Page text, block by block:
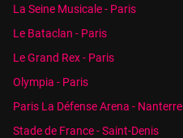
La Seine Musicale - Paris
Le Bataclan - Paris
Le Grand Rex - Paris
Olympia - Paris
Paris La Défense Arena - Nanterre
Stade de France - Saint-Denis